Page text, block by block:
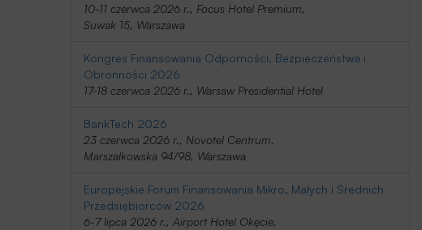
10-11 czerwca 2026 r., Focus Hotel Premium,
Suwak 15, Warszawa
Kongres Finansowania Odporności, Bezpieczeństwa i
Obronności 2026
17-18 czerwca 2026 r., Warsaw Presidential Hotel
BankTech 2026
23 czerwca 2026 r., Novotel Centrum,
Marszałkowska 94/98, Warszawa
Europejskie Forum Finansowania Mikro, Małych i Średnich
Przedsiębiorców 2026
6-7 lipca 2026 r., Airport Hotel Okęcie,